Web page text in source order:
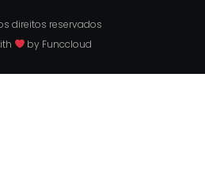
direitos reservados
by Funccloud